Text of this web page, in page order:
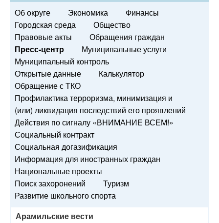
Об округе Экономика
Финансы
Городская среда
Общество
Правовые акты
Обращения граждан
Пресс-центр
Муниципальные услуги
Муниципальный контроль
Открытые данные
Калькулятор
Обращение с ТКО
Профилактика терроризма, минимизация и
(или) ликвидация последствий его проявлений
Действия по сигналу «ВНИМАНИЕ ВСЕМ!»
Социальный контракт
Социальная догазификация
Информация для иностранных граждан
Национальные проекты
Поиск захоронений
Туризм
Развитие школьного спорта
Арамильские вести